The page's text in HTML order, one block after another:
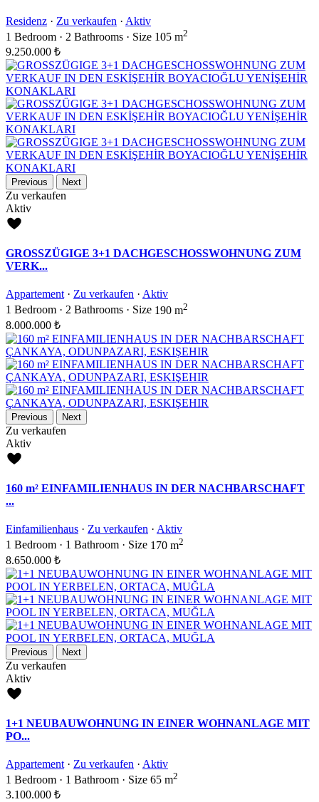
Residenz · Zu verkaufen · Aktiv
1 Bedroom · 2 Bathrooms · Size 105 m2
9.250.000 ₺
Previous Next
Zu verkaufen
Aktiv
GROSSZÜGIGE 3+1 DACHGESCHOSSWOHNUNG ZUM
VERK...
Appartement· Zu verkaufen · Aktiv
1 Bedroom · 2 Bathrooms · Size 190 m2
8.000.000 ₺
Previous Next
Zu verkaufen
Aktiv
160 m² EINFAMILIENHAUS IN DER NACHBARSCHAFT
...
Einfamilienhaus · Zu verkaufen · Aktiv
1 Bedroom · 1 Bathroom · Size 170 m2
8.650.000 ₺
Previous Next
Zu verkaufen
Aktiv
1+1 NEUBAUWOHNUNG IN EINER WOHNANLAGE MIT
PO...
Appartement · Zu verkaufen · Aktiv
1 Bedroom · 1 Bathroom · Size 65 m2
3.100.000 ₺